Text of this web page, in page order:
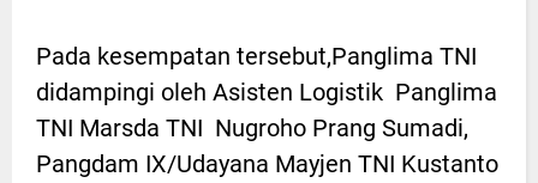
Pada kesempatan tersebut,Panglima TNI
didampingi oleh Asisten Logistik Panglima
TNI Marsda TNI Nugroho Prang Sumadi,
Pangdam IX/Udayana Mayjen TNI Kustanto